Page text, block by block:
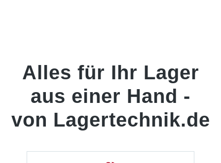
Alles für Ihr Lager
aus einer Hand -
von Lagertechnik.de